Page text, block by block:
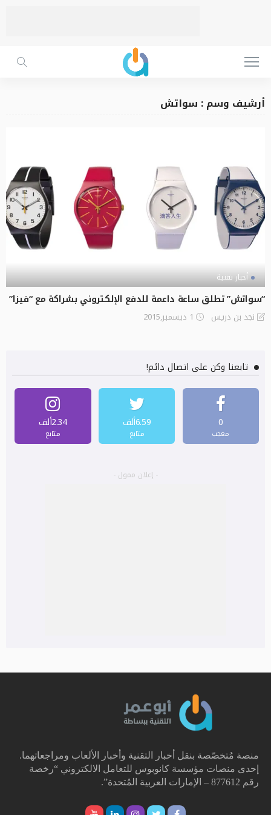
أرشيف وسم : سواتش
أخبار تقنية
“سواتش” تطلق ساعة داعمة للدفع الإلكتروني بشراكة مع “فيزا”
نجد بن دريس 1 ديسمبر,2015
تابعنا وكن على اتصال دائم!
0
معجب
6.59ألف
متابع
2.34ألف
متابع
- إعلان ممول -
منصة مُتخصّصة بنقل أخبار التقنية وأخبار الألعاب ومراجعاتهما.
إحدى منصات مؤسسة كانوبوس للتعامل الالكتروني “رخصة
رقم 877612 – الإمارات العربية المُتحدة”.